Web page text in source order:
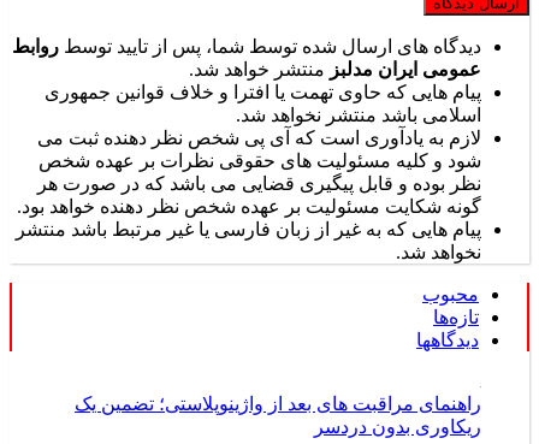
دیدگاه های ارسال شده توسط شما، پس از تایید توسط روابط
عمومی ایران مدلبز منتشر خواهد شد.
پیام هایی که حاوی تهمت یا افترا و خلاف قوانین جمهوری
اسلامی باشد منتشر نخواهد شد.
لازم به یادآوری است که آی پی شخص نظر دهنده ثبت می
شود و کلیه مسئولیت های حقوقی نظرات بر عهده شخص
نظر بوده و قابل پیگیری قضایی می باشد که در صورت هر
گونه شکایت مسئولیت بر عهده شخص نظر دهنده خواهد بود.
پیام هایی که به غیر از زبان فارسی یا غیر مرتبط باشد منتشر
نخواهد شد.
محبوب
تازه‌ها
دیدگاهها
راهنمای مراقبت های بعد از واژینوپلاستی؛ تضمین یک
ریکاوری بدون دردسر